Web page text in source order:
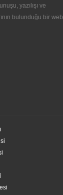
yazılışı ve
bulunduğu bir web